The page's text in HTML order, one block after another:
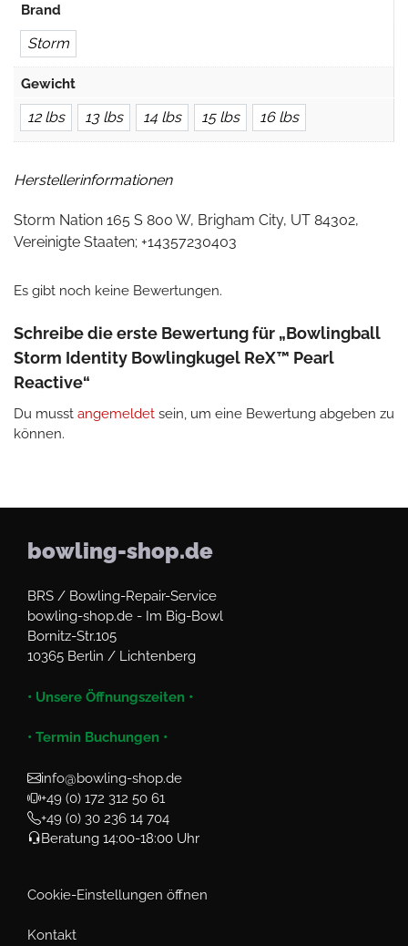
Brand
Storm
Gewicht
12 lbs 13 lbs 14 lbs 15 lbs 16 lbs
Herstellerinformationen
Storm Nation 165 S 800 W, Brigham City, UT 84302,
Vereinigte Staaten; +14357230403
Es gibt noch keine Bewertungen.
Schreibe die erste Bewertung für „Bowlingball
Storm Identity Bowlingkugel ReX™ Pearl
Reactive“
Du musst angemeldet sein, um eine Bewertung abgeben zu
können.
bowling-shop.de
BRS / Bowling-Repair-Service
bowling-shop.de - Im Big-Bowl
Bornitz-Str.105
10365 Berlin / Lichtenberg
• Unsere Öffnungszeiten •
• Termin Buchungen •
info@bowling-shop.de
+49 (0) 172 312 50 61
+49 (0) 30 236 14 704
Beratung 14:00-18:00 Uhr
Cookie-Einstellungen öffnen
Kontakt